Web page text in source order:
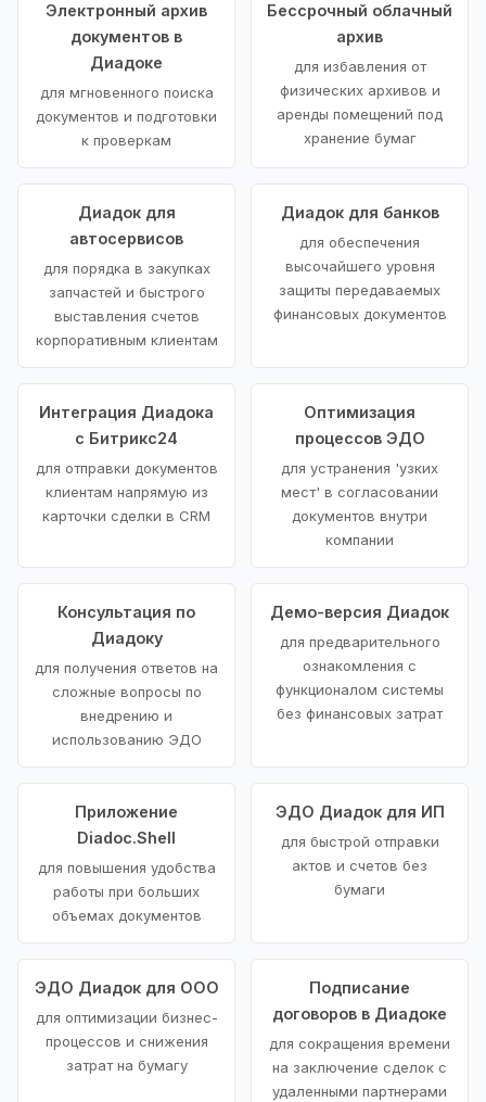
Электронный архив
документов в
Диадоке
для мгновенного поиска
документов и подготовки
к проверкам
Бессрочный облачный
архив
для избавления от
физических архивов и
аренды помещений под
хранение бумаг
Диадок для
автосервисов
для порядка в закупках
запчастей и быстрого
выставления счетов
корпоративным клиентам
Диадок для банков
для обеспечения
высочайшего уровня
защиты передаваемых
финансовых документов
Интеграция Диадока
с Битрикс24
для отправки документов
клиентам напрямую из
карточки сделки в CRM
Оптимизация
процессов ЭДО
для устранения 'узких
мест' в согласовании
документов внутри
компании
Консультация по
Диадоку
для получения ответов на
сложные вопросы по
внедрению и
использованию ЭДО
Демо-версия Диадок
для предварительного
ознакомления с
функционалом системы
без финансовых затрат
Приложение
Diadoc.Shell
для повышения удобства
работы при больших
объемах документов
ЭДО Диадок для ИП
для быстрой отправки
актов и счетов без
бумаги
ЭДО Диадок для ООО
для оптимизации бизнес-
процессов и снижения
затрат на бумагу
Подписание
договоров в Диадоке
для сокращения времени
на заключение сделок с
удаленными партнерами